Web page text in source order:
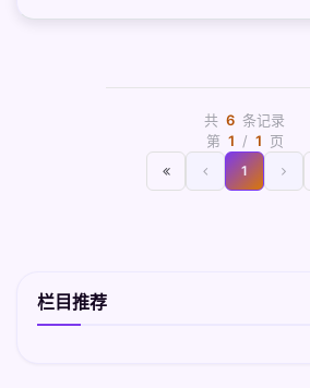
共 6 条记录
第 1 / 1 页
1
栏目推荐